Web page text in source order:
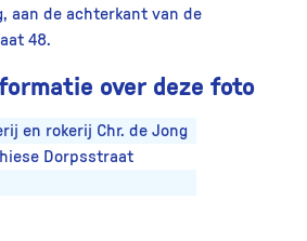
aan de achterkant van de
48.
over deze foto
en rokerij Chr. de Jong
Dorpsstraat